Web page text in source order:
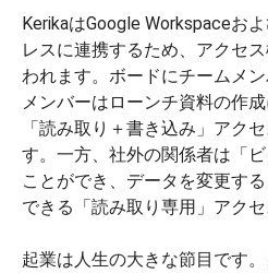
KerikaはGoogle Workspaceお
レスに連携するため、アクセ
われます。ボードにチームメ
メンバーはローンチ資料の作
「読み取り＋書き込み」アク
す。一方、社外の関係者は「
ことができ、データを変更す
できる「読み取り専用」アクセ
起業は人生の大きな節目です